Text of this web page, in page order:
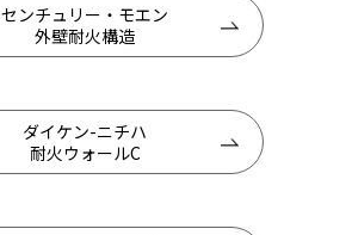
センチュリー・モエン
外壁耐火構造
ダイケン-ニチハ
耐火ウォールC